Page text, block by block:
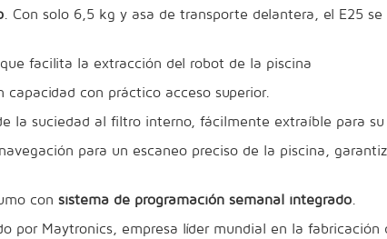
. Con solo 6,5 kg y asa de transporte delantera, el E25
que facilita la extracción del robot de la piscina
con práctico acceso superior.
la suciedad al filtro interno, fácilmente extraíble para su
navegación para un escaneo preciso de la piscina,
con sistema de programación semanal integrado
por Maytronics, empresa líder mundial en la